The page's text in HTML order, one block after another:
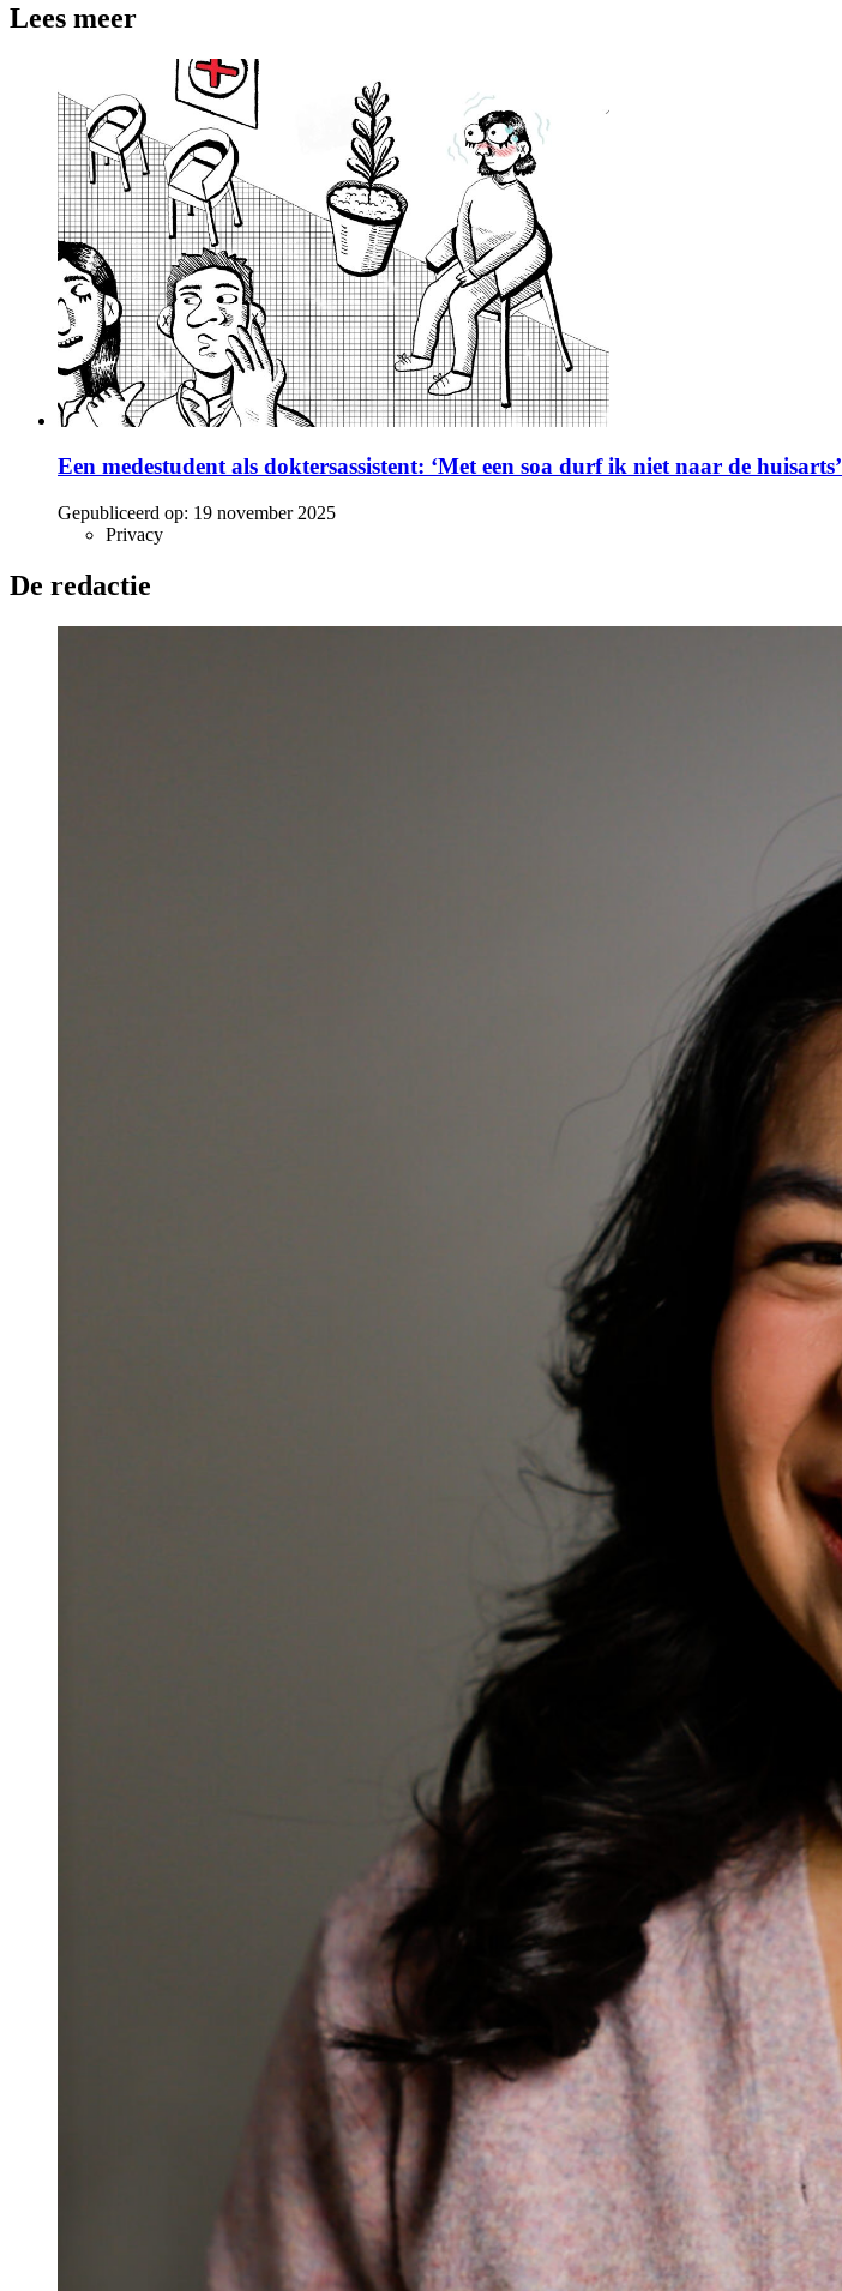
Lees meer
Een medestudent als doktersassistent: ‘Met een soa durf ik niet naar de huisarts’
Gepubliceerd op: 19 november 2025
Privacy
De redactie